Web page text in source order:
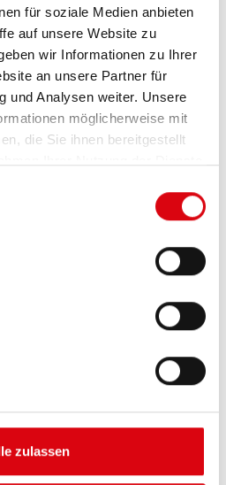
für soziale Medien anbieten
auf unsere Website zu
wir Informationen zu Ihrer
an unsere Partner für
und Analysen weiter. Unsere
möglicherweise mit
die Sie ihnen bereitgestellt
zulassen
>
Banner
europäischer KFZ-Hersteller.
Nachrüsten.